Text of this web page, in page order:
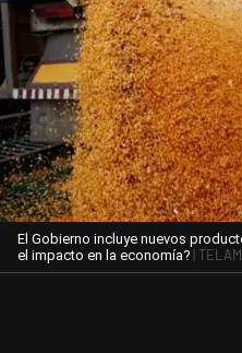
El Gobierno incluye nuevos
el impacto en la economía? | TELAM